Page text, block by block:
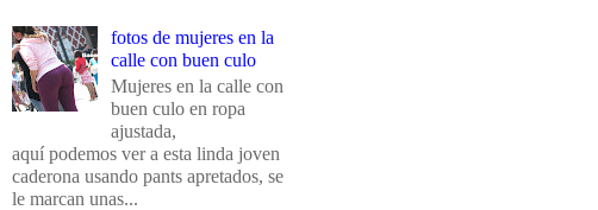
fotos de mujeres en la
calle con buen culo
Mujeres en la calle con
buen culo en ropa
ajustada,
aquí podemos ver a esta linda joven
caderona usando pants apretados, se
le marcan unas...